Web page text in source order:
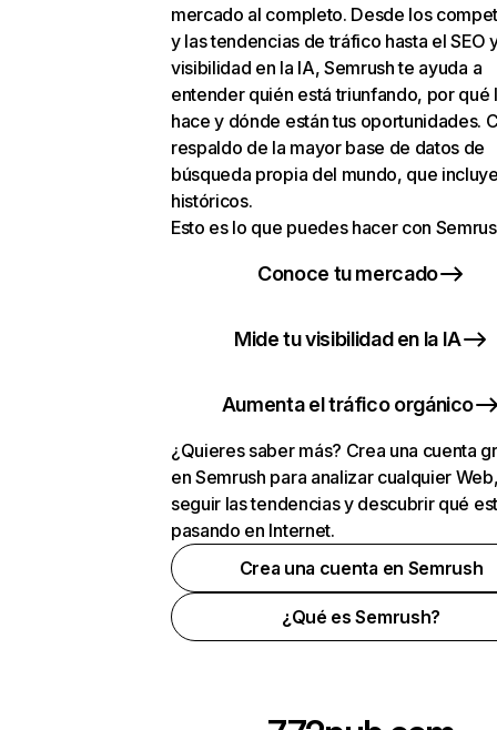
mercado al completo. Desde los
y las tendencias de tráfico hasta el SEO
visibilidad en la IA, Semrush te ayuda a
entender quién está triunfando, por qué
hace y dónde están tus oportunidades.
respaldo de la mayor base de datos de
búsqueda propia del mundo, que
históricos.
Esto es lo que puedes hacer con
Conoce tu mercado
Mide tu visibilidad en la IA
Aumenta el tráfico orgánico
¿Quieres saber más? Crea una cuenta
en Semrush para analizar cualquier
seguir las tendencias y descubrir qué
pasando en Internet.
Crea una cuenta en Semrush
¿Qué es Semrush?